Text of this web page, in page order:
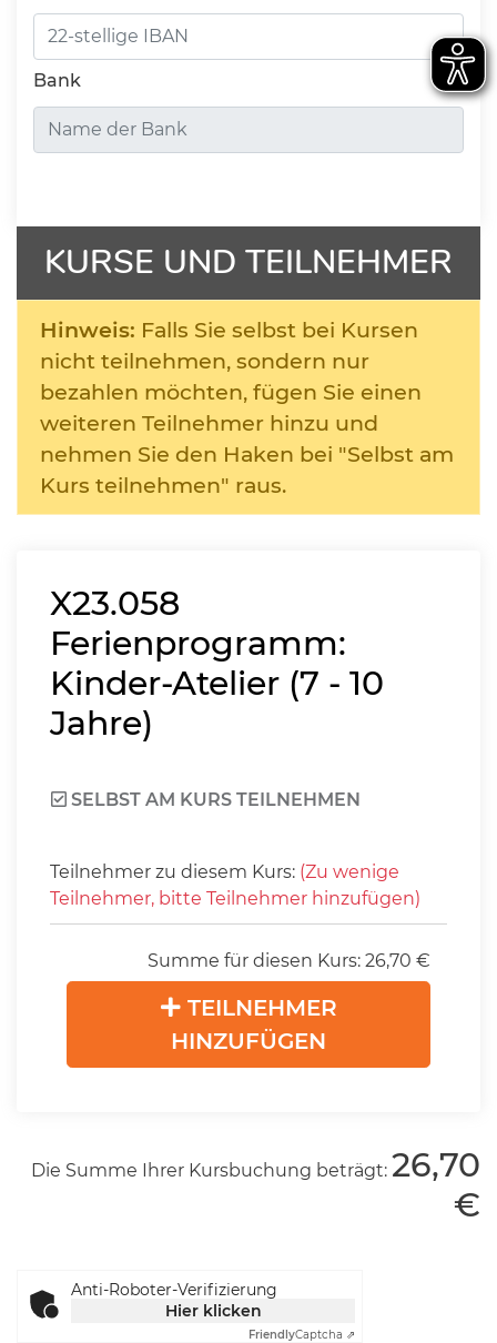
Bank
KURSE UND TEILNEHMER
Hinweis: Falls Sie selbst bei Kursen
nicht teilnehmen, sondern nur
bezahlen möchten, fügen Sie einen
weiteren Teilnehmer hinzu und
nehmen Sie den Haken bei "Selbst am
Kurs teilnehmen" raus.
X23.058
Ferienprogramm:
Kinder-Atelier (7 - 10
Jahre)
SELBST AM KURS TEILNEHMEN
Teilnehmer zu diesem Kurs: (Zu wenige
Teilnehmer, bitte Teilnehmer hinzufügen)
Summe für diesen Kurs: 26,70 €
TEILNEHMER
HINZUFÜGEN
Die Summe Ihrer Kursbuchung beträgt: 26,70
€
Anti-Roboter-Verifizierung
Hier klicken
FriendlyCaptcha ⇗